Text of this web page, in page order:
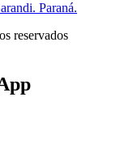
Paraná.
reservados